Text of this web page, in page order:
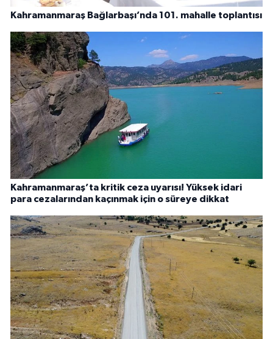
Kahramanmaraş Bağlarbaşı’nda 101. mahalle toplantısı
Kahramanmaraş’ta kritik ceza uyarısı! Yüksek idari
para cezalarından kaçınmak için o süreye dikkat